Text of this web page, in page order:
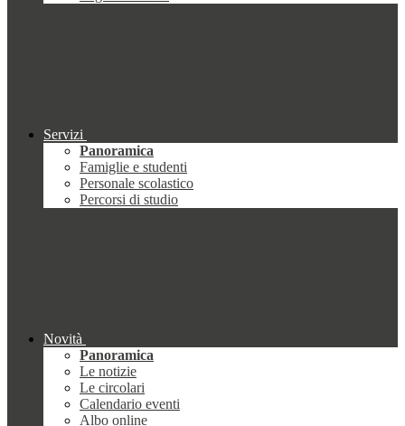
Servizi
Panoramica
Famiglie e studenti
Personale scolastico
Percorsi di studio
Novità
Panoramica
Le notizie
Le circolari
Calendario eventi
Albo online